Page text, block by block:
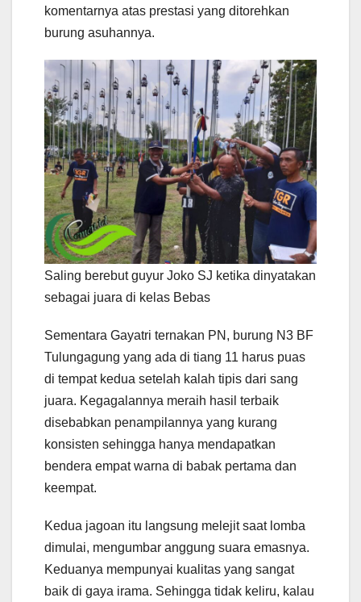
komentarnya atas prestasi yang ditorehkan
burung asuhannya.
Saling berebut guyur Joko SJ ketika dinyatakan
sebagai juara di kelas Bebas
Sementara Gayatri ternakan PN, burung N3 BF
Tulungagung yang ada di tiang 11 harus puas
di tempat kedua setelah kalah tipis dari sang
juara. Kegagalannya meraih hasil terbaik
disebabkan penampilannya yang kurang
konsisten sehingga hanya mendapatkan
bendera empat warna di babak pertama dan
keempat.
Kedua jagoan itu langsung melejit saat lomba
dimulai, mengumbar anggung suara emasnya.
Keduanya mempunyai kualitas yang sangat
baik di gaya irama. Sehingga tidak keliru, kalau